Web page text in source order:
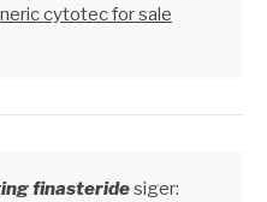
cytotec for sale
finasteridesiger: